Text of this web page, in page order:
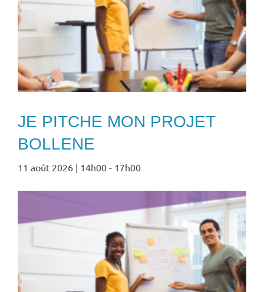
JE PITCHE MON PROJET
BOLLENE
11 août 2026 | 14h00 - 17h00